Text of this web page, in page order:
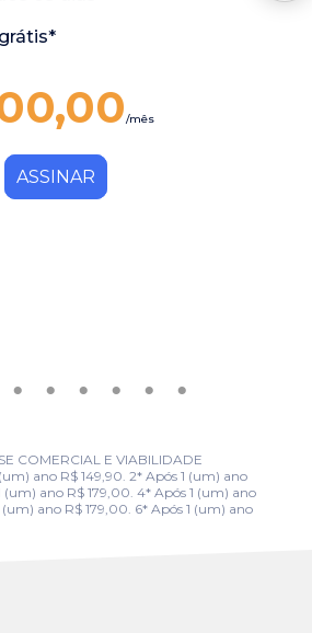
/mês
ASSINAR
COMERCIAL E VIABILIDADE
ano R$ 149,90. 2* Após 1 (um) ano
(um) ano R$ 179,00. 4* Após 1 (um) ano
(um) ano R$ 179,00. 6* Após 1 (um) ano